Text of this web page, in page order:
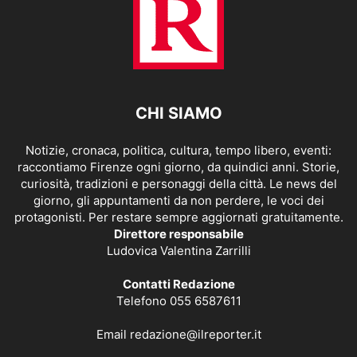
CHI SIAMO
Notizie, cronaca, politica, cultura, tempo libero, eventi:
raccontiamo Firenze ogni giorno, da quindici anni. Storie,
curiosità, tradizioni e personaggi della città. Le news del
giorno, gli appuntamenti da non perdere, le voci dei
protagonisti. Per restare sempre aggiornati gratuitamente.
Direttore responsabile
Ludovica Valentina Zarrilli
Contatti Redazione
Telefono 055 6587611
Email redazione@ilreporter.it